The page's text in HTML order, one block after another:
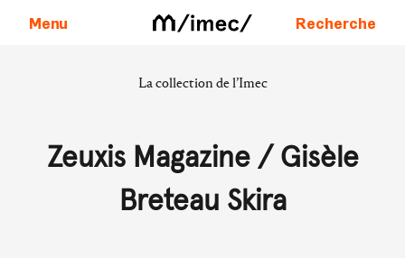
Menu Recherche
La collection de l’Imec
Zeuxis Magazine / Gisèle
Breteau Skira